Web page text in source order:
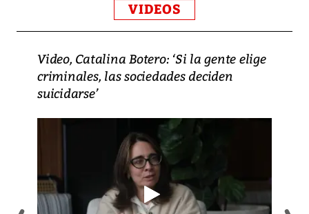
VIDEOS
Video, Catalina Botero: ‘Si la gente elige
criminales, las sociedades deciden
suicidarse’